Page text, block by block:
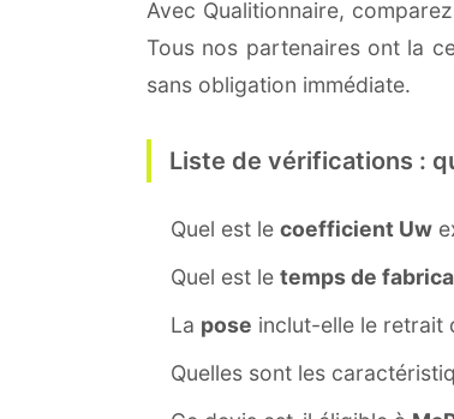
Avec Qualitionnaire,
Tous nos partenaires ont la
sans obligation immédiate.
Liste de vérifications :
Quel est le coefficient Uw
Quel est le temps de
La pose inclut-elle le retrait
Quelles sont les